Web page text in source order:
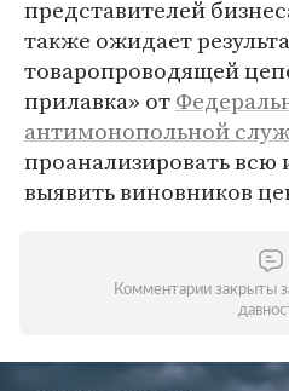
представителей
также ожидает
товаропроводящей
прилавка» от
антимонопольной
проанализировать
выявить виновников
Комментарии закрыты